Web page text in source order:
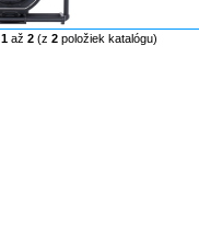
1 až 2 (z 2 položiek katalógu)